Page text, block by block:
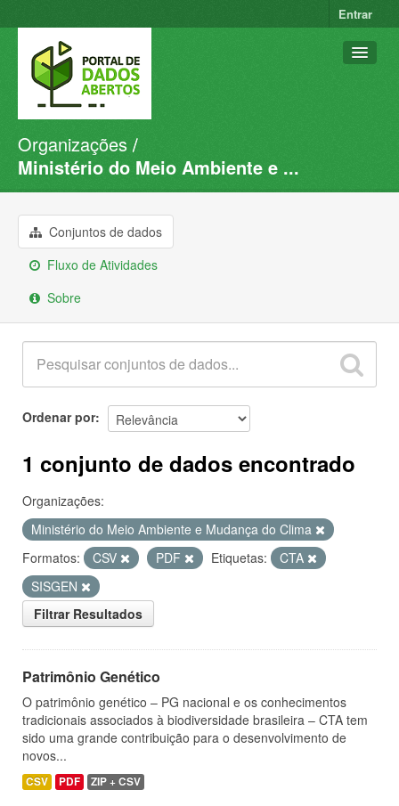
Entrar
Conjuntos de dados
Organizações
Sobre
Organizações
Ministério do Meio Ambiente e ...
Conjuntos de dados
Fluxo de Atividades
Sobre
Ordenar por
1 conjunto de dados encontrado
Organizações:
Ministério do Meio Ambiente e Mudança do Clima
Formatos:
CSV PDF Etiquetas:
CTA
SISGEN
Filtrar Resultados
Patrimônio Genético
O patrimônio genético – PG nacional e os conhecimentos
tradicionais associados à biodiversidade brasileira – CTA tem
sido uma grande contribuição para o desenvolvimento de
novos...
CSV PDF ZIP + CSV